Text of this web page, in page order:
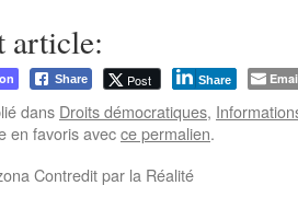
article:
Share Post Share
dans Droits démocratiques,
en favoris avecce permalien.
Contredit par la Réalité